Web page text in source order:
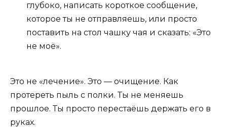
глубоко, написать короткое сообщение,
которое ты не отправляешь, или просто
поставить на стол чашку чая и сказать: «Это
не моё».
Это не «лечение». Это — очищение. Как
протереть пыль с полки. Ты не меняешь
прошлое. Ты просто перестаёшь держать его в
руках.